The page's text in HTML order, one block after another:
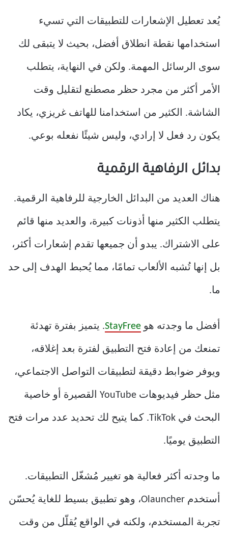
يُعد تعطيل الإشعارات للتطبيقات التي تسيء
استخدامها نقطة انطلاق أفضل، بحيث لا يتبقى لك
سوى الرسائل المهمة. ولكن في النهاية، يتطلب
الأمر أكثر من مجرد حظر مصطنع لتقليل وقت
الشاشة. الكثير من استخدامنا للهاتف غريزي، يكاد
يكون رد فعل لا إرادي، وليس شيئًا نفعله بوعي.
بدائل الرفاهية الرقمية
هناك العديد من البدائل الخارجية للرفاهية الرقمية.
يتطلب الكثير منها أذونات كبيرة، والعديد منها قائم
على الاشتراك. يبدو أن جميعها تقدم إشعارات أكثر،
بل إنها تُشبه الألعاب تمامًا، مما يُحبط الهدف إلى حد
ما.
أفضل ما وجدته هو StayFree. يتميز بفترة تهدئة
تمنعك من إعادة فتح التطبيق لفترة بعد إغلاقه،
ويوفر ضوابط دقيقة لتطبيقات التواصل الاجتماعي،
مثل حظر فيديوهات YouTube القصيرة أو خاصية
البحث في TikTok. كما يتيح لك تحديد عدد مرات فتح
التطبيق يوميًا.
ما وجدته أكثر فعالية هو تغيير مُشغّل التطبيقات.
أستخدم Olauncher، وهو تطبيق بسيط للغاية يُحسّن
تجربة المستخدم، ولكنه في الواقع يُقلّل من وقت